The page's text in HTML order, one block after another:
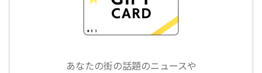
あなたの街の話題のニュースや